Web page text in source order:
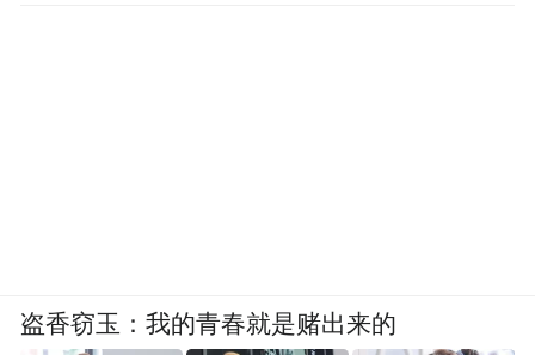
盗香窃玉：我的青春就是赌出来的